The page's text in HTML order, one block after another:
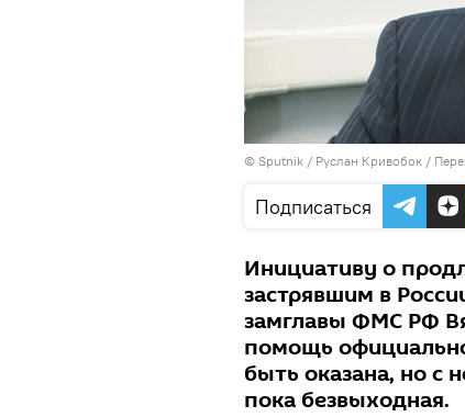
© Sputnik / Руслан Кривобок /
Подписаться
Инициативу о
застрявшим в
замглавы ФМС РФ
помощь
быть оказана, но с
пока безвыходная.